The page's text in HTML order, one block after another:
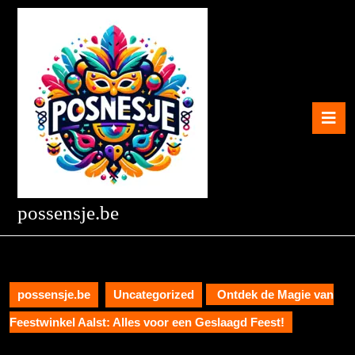
Skip
possensje.be
possensje.be Uncategorized Ontdek de Magie van
Feestwinkel Aalst: Alles voor een Geslaagd Feest!